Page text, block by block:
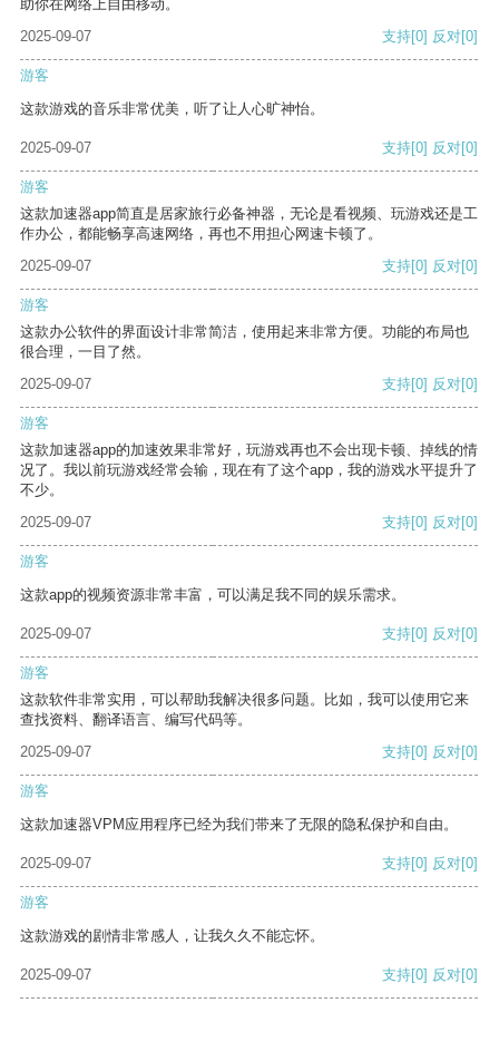
助你在网络上自由移动。
2025-09-07
支持[0] 反对[0]
游客
这款游戏的音乐非常优美，听了让人心旷神怡。
2025-09-07 支持[0] 反对[0]
游客
这款加速器app简直是居家旅行必备神器，无论是看视频、玩游戏还是工
作办公，都能畅享高速网络，再也不用担心网速卡顿了。
2025-09-07
支持[0] 反对[0]
游客
这款办公软件的界面设计非常简洁，使用起来非常方便。功能的布局也
很合理，一目了然。
2025-09-07
支持[0] 反对[0]
游客
这款加速器app的加速效果非常好，玩游戏再也不会出现卡顿、掉线的情
况了。我以前玩游戏经常会输，现在有了这个app，我的游戏水平提升了
不少。
2025-09-07
支持[0] 反对[0]
游客
这款app的视频资源非常丰富，可以满足我不同的娱乐需求。
2025-09-07 支持[0] 反对[0]
游客
这款软件非常实用，可以帮助我解决很多问题。比如，我可以使用它来
查找资料、翻译语言、编写代码等。
2025-09-07
支持[0] 反对[0]
游客
这款加速器VPM应用程序已经为我们带来了无限的隐私保护和自由。
2025-09-07 支持[0] 反对[0]
游客
这款游戏的剧情非常感人，让我久久不能忘怀。
2025-09-07 支持[0] 反对[0]